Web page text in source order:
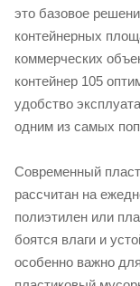
это базовое
контейнерных
коммерческих
контейнер 105
удобство
одним из самых
Современный
рассчитан на
полиэтилен или
боятся влаги и
особенно важно